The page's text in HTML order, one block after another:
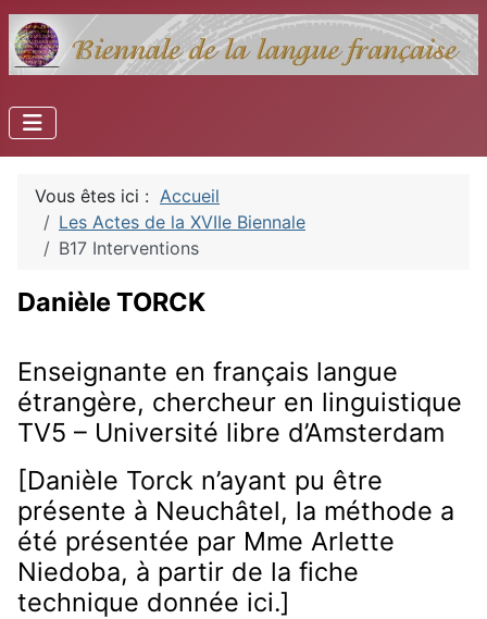
Vous êtes ici : Accueil
Les Actes de la XVIIe Biennale
B17 Interventions
Danièle TORCK
Enseignante en français langue
étrangère, chercheur en linguistique
TV5 – Université libre d’Amsterdam
[Danièle Torck n’ayant pu être
présente à Neuchâtel, la méthode a
été présentée par Mme Arlette
Niedoba, à partir de la fiche
technique donnée ici.]